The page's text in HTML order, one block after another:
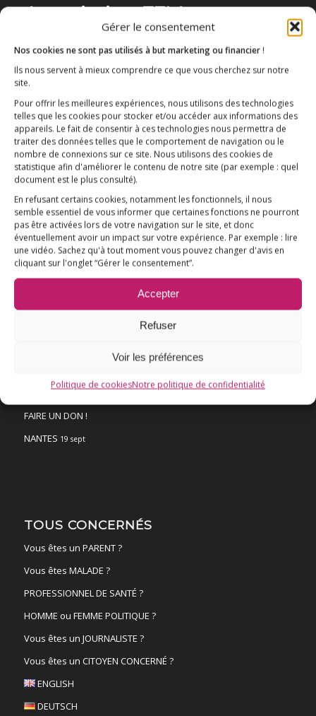
Gérer le consentement
Nos cookies ne sont pas utilisés à but marketing ou financier !
Ils nous servent à mieux comprendre ce que vous cherchez sur notre
site.
Pour offrir les meilleures expériences, nous utilisons des technologies
telles que les cookies pour stocker et/ou accéder aux informations des
appareils. Le fait de consentir à ces technologies nous permettra de
traiter des données telles que le comportement de navigation ou le
nombre de connexions sur ce site. Nous utilisons des cookies de
statistique afin d'améliorer le contenu de notre site (par exemple : quel
document est le plus consulté).
En refusant certains cookies, notamment les fonctionnels, il nous
semble essentiel de vous informer que certaines fonctions ne pourront
pas être activées lors de votre navigation sur le site, et donc
éventuellement avoir un impact sur votre expérience. Par exemple : lire
une vidéo. Sachez qu'à tout moment vous pouvez changer d'avis en
cliquant sur l'onglet “Gérer le consentement”.
Accepter
Refuser
Voir les préférences
Politique de cookiesNotre politique de confidentialité
Association E3M
Qui sommes-nous ? AIDEZ-NOUS !
L’ESSENTIEL
COMPRENDRE
AGIR
VACCINATION HPV
E3M interpelle le Ministre de la Santé
ACTUALITÉS
FAIRE UN DON !
NANTES 19 sept
TOUS CONCERNÉS
Vous êtes un PARENT ?
Vous êtes MALADE ?
PROFESSIONNEL DE SANTÉ ?
HOMME ou FEMME POLITIQUE ?
Vous êtes un JOURNALISTE ?
Vous êtes un CITOYEN CONCERNÉ ?
ENGLISH
DEUTSCH